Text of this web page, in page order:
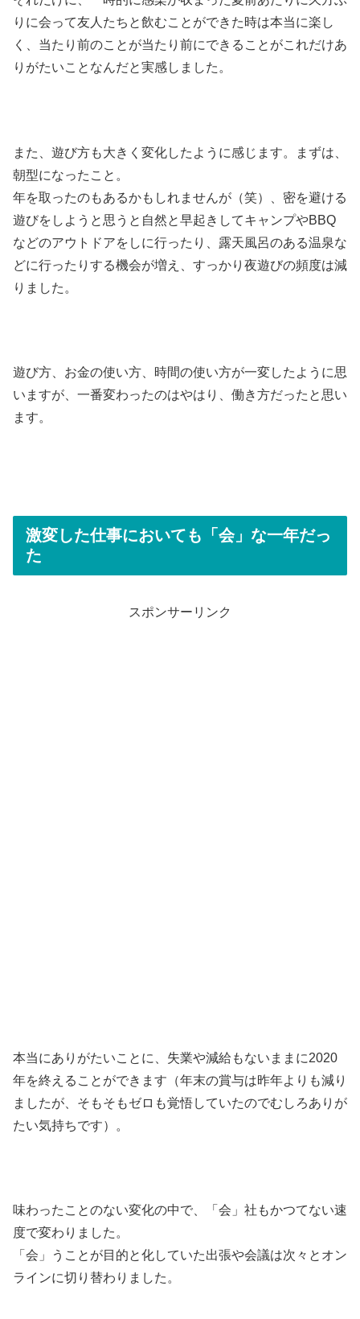
りに会って友人たちと飲むことができた時は本当に楽し
く、当たり前のことが当たり前にできることがこれだけあ
りがたいことなんだと実感しました。
また、遊び方も大きく変化したように感じます。まずは、
朝型になったこと。
年を取ったのもあるかもしれませんが（笑）、密を避ける
遊びをしようと思うと自然と早起きしてキャンプやBBQ
などのアウトドアをしに行ったり、露天風呂のある温泉な
どに行ったりする機会が増え、すっかり夜遊びの頻度は減
りました。
遊び方、お金の使い方、時間の使い方が一変したように思
いますが、一番変わったのはやはり、働き方だったと思い
ます。
激変した仕事においても「会」な一年だっ
た
スポンサーリンク
本当にありがたいことに、失業や減給もないままに2020
年を終えることができます（年末の賞与は昨年よりも減り
ましたが、そもそもゼロも覚悟していたのでむしろありが
たい気持ちです）。
味わったことのない変化の中で、「会」社もかつてない速
度で変わりました。
「会」うことが目的と化していた出張や会議は次々とオン
ラインに切り替わりました。